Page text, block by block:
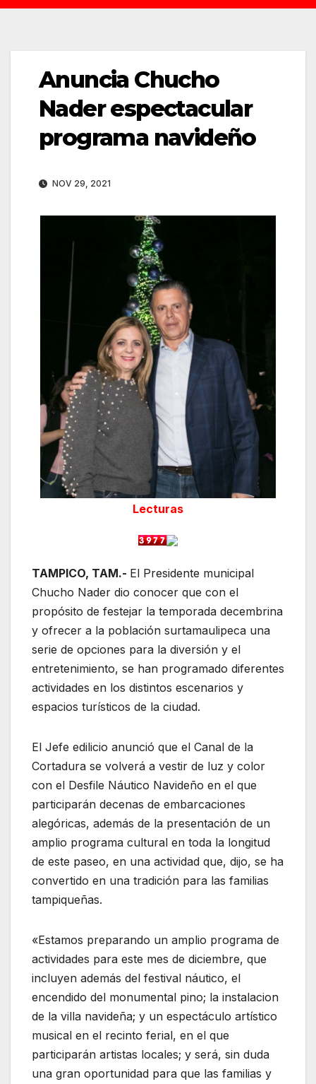
Anuncia Chucho
Nader espectacular
programa navideño
NOV 29, 2021
Lecturas
TAMPICO, TAM.- El Presidente municipal
Chucho Nader dio conocer que con el
propósito de festejar la temporada decembrina
y ofrecer a la población surtamaulipeca una
serie de opciones para la diversión y el
entretenimiento, se han programado diferentes
actividades en los distintos escenarios y
espacios turísticos de la ciudad.
El Jefe edilicio anunció que el Canal de la
Cortadura se volverá a vestir de luz y color
con el Desfile Náutico Navideño en el que
participarán decenas de embarcaciones
alegóricas, además de la presentación de un
amplio programa cultural en toda la longitud
de este paseo, en una actividad que, dijo, se ha
convertido en una tradición para las familias
tampiqueñas.
«Estamos preparando un amplio programa de
actividades para este mes de diciembre, que
incluyen además del festival náutico, el
encendido del monumental pino; la instalacion
de la villa navideña; y un espectáculo artístico
musical en el recinto ferial, en el que
participarán artistas locales; y será, sin duda
una gran oportunidad para que las familias y